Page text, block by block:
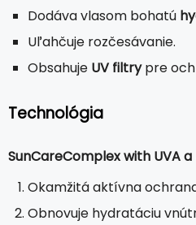
Dodáva vlasom bohatú
Uľahčuje rozčesávanie.
Obsahuje UV filtrypre
Technológia
SunCareComplex with UVA
Okamžitá aktívna
Obnovuje hydratáciu